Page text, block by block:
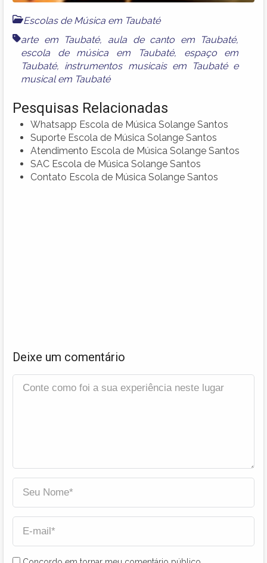
Escolas de Música em Taubaté
arte em Taubaté, aula de canto em Taubaté,
escola de música em Taubaté, espaço em
Taubaté, instrumentos musicais em Taubatée
musical em Taubaté
Pesquisas Relacionadas
Whatsapp Escola de Música Solange Santos
Suporte Escola de Música Solange Santos
Atendimento Escola de Música Solange Santos
SAC Escola de Música Solange Santos
Contato Escola de Música Solange Santos
Deixe um comentário